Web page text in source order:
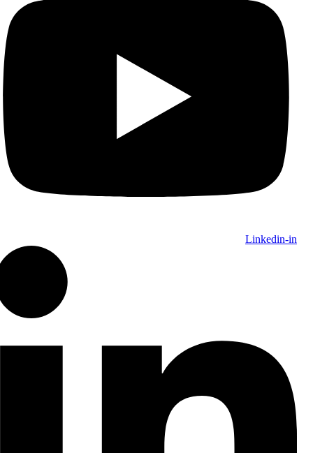
Linkedin-in